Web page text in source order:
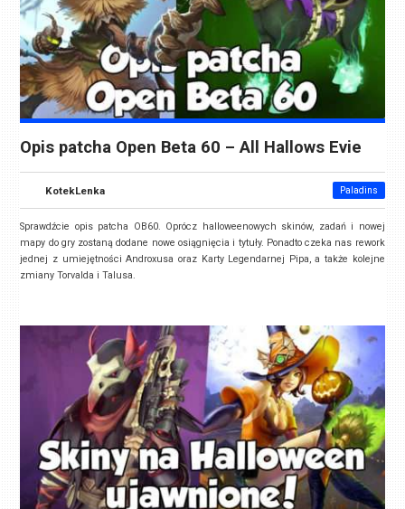
Opis patcha Open Beta 60 – All Hallows Evie
KotekLenka Paladins
Sprawdźcie opis patcha OB60. Oprócz halloweenowych skinów, zadań i nowej
mapy do gry zostaną dodane nowe osiągnięcia i tytuły. Ponadto czeka nas rework
jednej z umiejętności Androxusa oraz Karty Legendarnej Pipa, a także kolejne
zmiany Torvalda i Talusa.